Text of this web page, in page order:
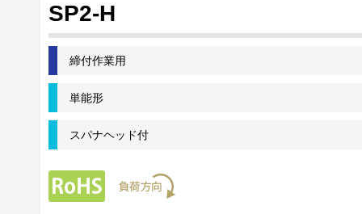
SP2-H
締付作業用
単能形
スパナヘッド付